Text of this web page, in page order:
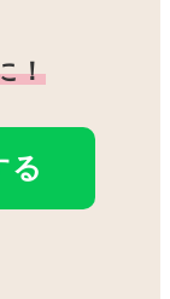
！
る